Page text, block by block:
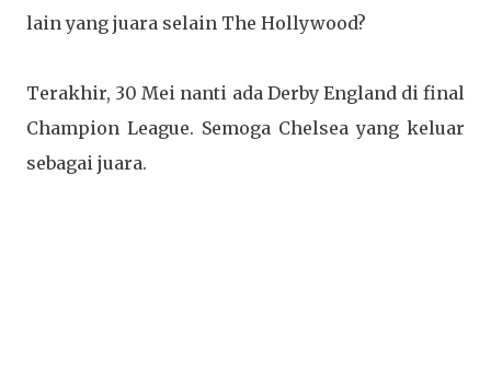
lain yang juara selain The Hollywood?
Terakhir, 30 Mei nanti ada Derby England di final
Champion League. Semoga Chelsea yang keluar
sebagai juara.